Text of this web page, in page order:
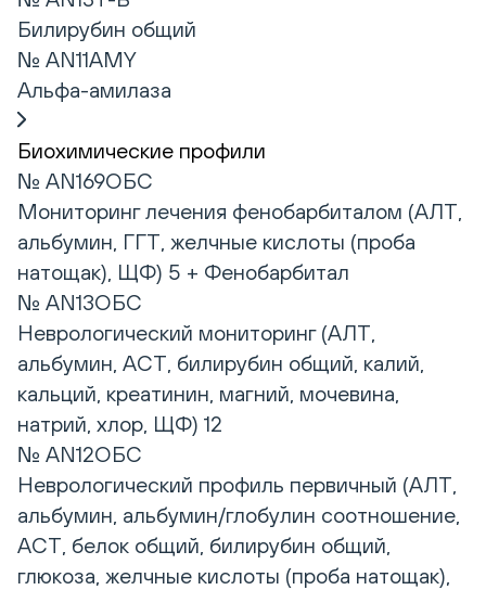
Билирубин общий
№ AN11AMY
Альфа-амилаза
Биохимические профили
№ AN169ОБС
Мониторинг лечения фенобарбиталом (АЛТ,
альбумин, ГГТ, желчные кислоты (проба
натощак), ЩФ) 5 + Фенобарбитал
№ AN13ОБС
Неврологический мониторинг (АЛТ,
альбумин, АСТ, билирубин общий, калий,
кальций, креатинин, магний, мочевина,
натрий, хлор, ЩФ) 12
№ AN12ОБС
Неврологический профиль первичный (АЛТ,
альбумин, альбумин/глобулин соотношение,
АСТ, белок общий, билирубин общий,
глюкоза, желчные кислоты (проба натощак),